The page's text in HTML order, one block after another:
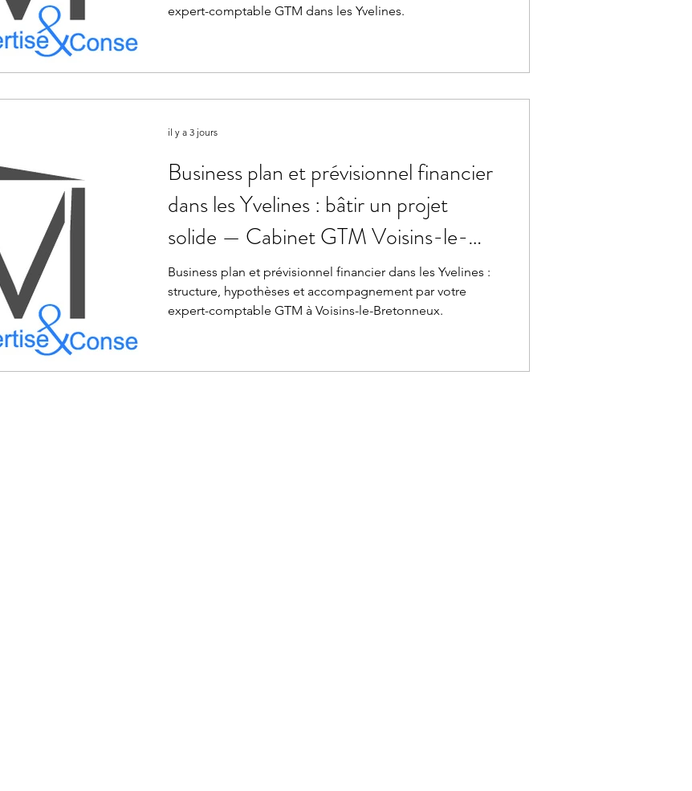
expert-comptable GTM dans les Yvelines.
Business plan et prévisionnel financier
dans les Yvelines : bâtir un projet
solide — Cabinet GTM Voisins-le-
Bretonneux
Business plan et prévisionnel financier dans les Yvelines :
structure, hypothèses et accompagnement par votre
expert-comptable GTM à Voisins-le-Bretonneux.
il y a 3 jours